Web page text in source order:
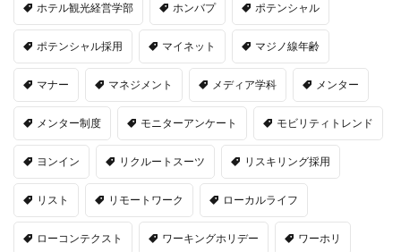
ホテル観光経営学部 ホンバプ ポテンシャル
ポテンシャル採用 マイネット マジノ線年齢
マナー マネジメント メディア学科 メンター
メンター制度 モニターアンケート モビリティトレンド
ヨンイン リクルートスーツ リスキリング採用
リスト リモートワーク ローカルライフ
ローコンテクスト ワーキングホリデー ワーホリ